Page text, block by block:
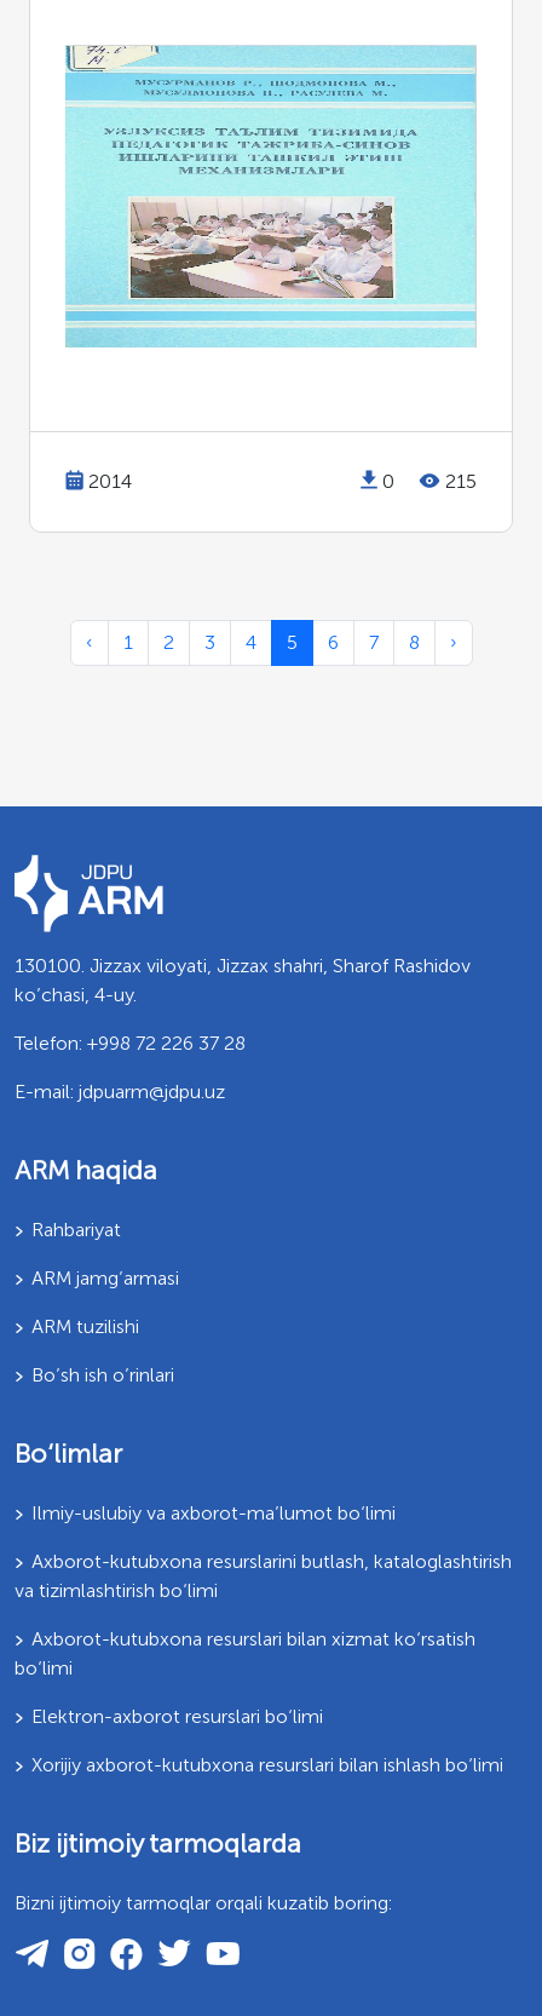
2014 0 215
‹ 1 2 3 4 5 6 7 8 ›
130100. Jizzax viloyati, Jizzax shahri, Sharof Rashidov
ko’chasi, 4-uy.
Telefon: +998 72 226 37 28
E-mail: jdpuarm@jdpu.uz
ARM haqida
Rahbariyat
ARM jamg’armasi
ARM tuzilishi
Bo’sh ish o’rinlari
Bo‘limlar
Ilmiy-uslubiy va axborot-ma’lumot bo‘limi
Axborot-kutubxona resurslarini butlash, kataloglashtirish
va tizimlashtirish bo‘limi
Axborot-kutubxona resurslari bilan xizmat ko‘rsatish
bo‘limi
Elektron-axborot resurslari bo‘limi
Xorijiy axborot-kutubxona resurslari bilan ishlash bo‘limi
Biz ijtimoiy tarmoqlarda
Bizni ijtimoiy tarmoqlar orqali kuzatib boring: